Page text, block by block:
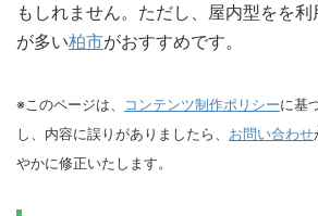
もしれません。ただし、屋内型をを
が多い柏市がおすすめです。
※このページは、 コンテンツ制作ポリシーに基
し、内容に誤りがありましたら、 お問い合わせ
やかに修正いたします。